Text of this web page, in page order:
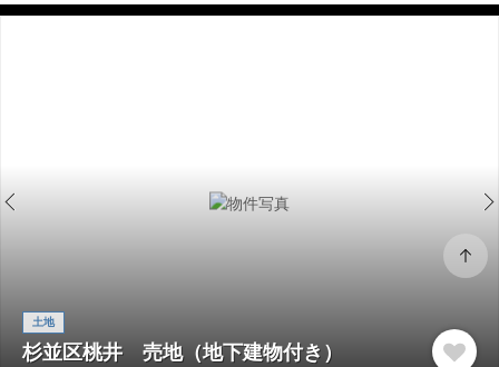
土地
杉並区桃井 売地（地下建物付き）